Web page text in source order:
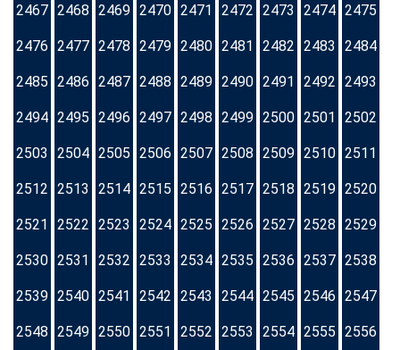
2467 2468 2469 2470 2471 2472 2473 2474 2475
2476 2477 2478 2479 2480 2481 2482 2483 2484
2485 2486 2487 2488 2489 2490 2491 2492 2493
2494 2495 2496 2497 2498 2499 2500 2501 2502
2503 2504 2505 2506 2507 2508 2509 2510 2511
2512 2513 2514 2515 2516 2517 2518 2519 2520
2521 2522 2523 2524 2525 2526 2527 2528 2529
2530 2531 2532 2533 2534 2535 2536 2537 2538
2539 2540 2541 2542 2543 2544 2545 2546 2547
2548 2549 2550 2551 2552 2553 2554 2555 2556